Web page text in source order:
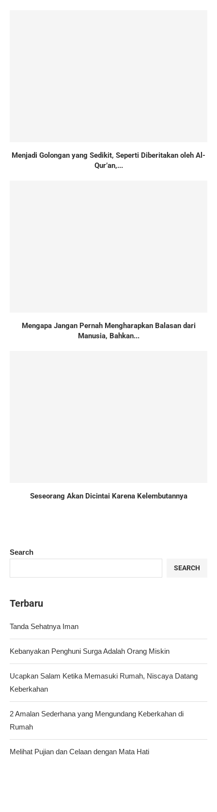
Menjadi Golongan yang Sedikit, Seperti Diberitakan oleh Al-
Qur’an,...
Mengapa Jangan Pernah Mengharapkan Balasan dari
Manusia, Bahkan...
Seseorang Akan Dicintai Karena Kelembutannya
Search
SEARCH
Terbaru
Tanda Sehatnya Iman
Kebanyakan Penghuni Surga Adalah Orang Miskin
Ucapkan Salam Ketika Memasuki Rumah, Niscaya Datang
Keberkahan
2 Amalan Sederhana yang Mengundang Keberkahan di
Rumah
Melihat Pujian dan Celaan dengan Mata Hati